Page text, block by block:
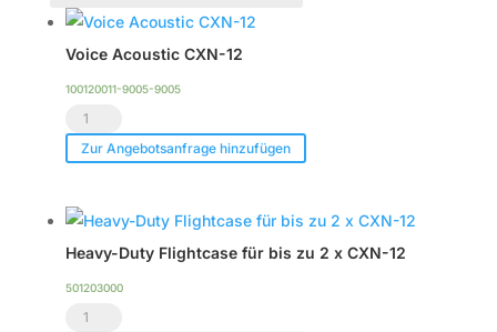
Voice Acoustic CXN-12
100120011-9005-9005
Voice
Acoustic
12
Menge
Zur Angebotsanfrage hinzufügen
Heavy-Duty Flightcase für bis zu 2 x CXN-12
501203000
Heavy-